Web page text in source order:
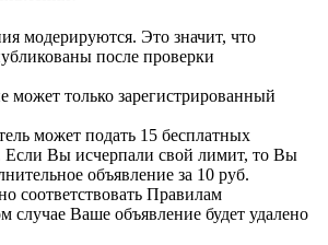
модерируются. Это значит, что
после проверки
может только зарегистрированный
может подать 15 бесплатных
Если Вы исчерпали свой лимит, то Вы
объявление за 10 руб.
соответствовать Правилам
случае Ваше объявление будет удалено